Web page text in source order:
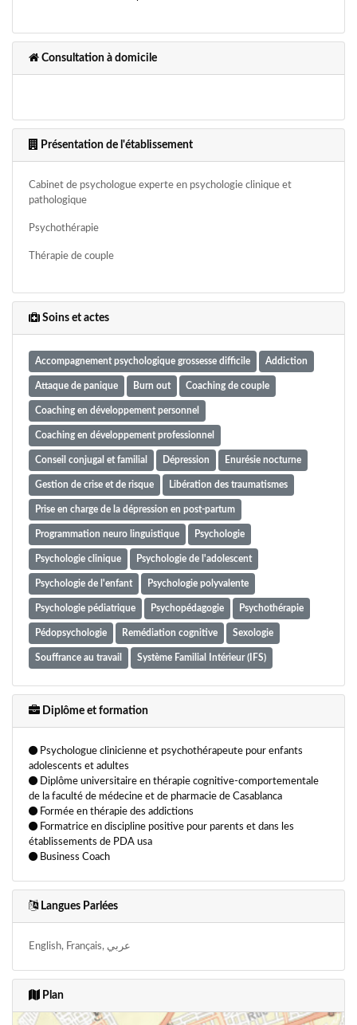
Consultation à domicile
Présentation de l'établissement
Cabinet de psychologue experte en psychologie clinique et
pathologique
Psychothérapie
Thérapie de couple
Soins et actes
Accompagnement psychologique grossesse difficile Addiction
Attaque de panique Burn out Coaching de couple
Coaching en développement personnel
Coaching en développement professionnel
Conseil conjugal et familial Dépression Enurésie nocturne
Gestion de crise et de risque Libération des traumatismes
Prise en charge de la dépression en post-partum
Programmation neuro linguistique Psychologie
Psychologie clinique Psychologie de l'adolescent
Psychologie de l'enfant Psychologie polyvalente
Psychologie pédiatrique Psychopédagogie Psychothérapie
Pédopsychologie Remédiation cognitive Sexologie
Souffrance au travail Système Familial Intérieur (IFS)
Thérapie cognitive et comportementale (CBT)
Thérapie d'acceptation et d'engagement (ACT)
Thérapie de couple Thérapie familiale
Thérapie psycho-émotionnelle
Thérapies brèves Troubles du comportement alimentaire
Troubles du sommeil
Diplôme et formation
Psychologue clinicienne et psychothérapeute pour enfants
adolescents et adultes
Diplôme universitaire en thérapie cognitive-comportementale
de la faculté de médecine et de pharmacie de Casablanca
Formée en thérapie des addictions
Formatrice en discipline positive pour parents et dans les
établissements de PDA usa
Business Coach
Langues Parlées
English, Français, عربي
Plan